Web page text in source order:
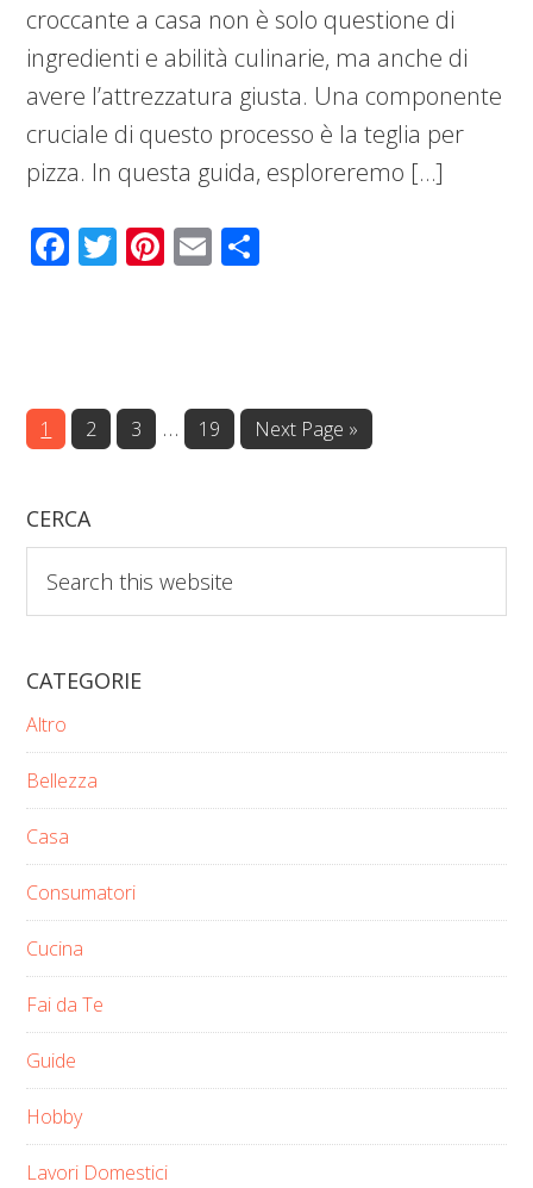
croccante a casa non è solo questione di
ingredienti e abilità culinarie, ma anche di
avere l’attrezzatura giusta. Una componente
cruciale di questo processo è la teglia per
pizza. In questa guida, esploreremo […]
Facebook
Twitter
Pinterest
Email
Page
1 Page
2 Page
3
Interim
… Page
19
Go
Next Page »
CERCA
this
website
CATEGORIE
Altro
Bellezza
Casa
Consumatori
Cucina
Fai da Te
Guide
Hobby
Lavori Domestici